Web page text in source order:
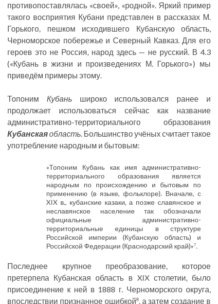
противопоставлялась «своей», «родной». Яркий пример
такого восприятия Кубани представлен в рассказах М.
Горького, пешком исходившего Кубанскую область,
Черноморское побережье и Северный Кавказ. Для его
героев это не Россия, народ здесь — не русский. В 4.3
(«Кубань в жизни и произведениях М. Горького») мы
приведём примеры этому.
Топоним Кубаньшироко использовался ранее и
продолжает использоваться сейчас как название
административно-территориального образования
Кубанскаяобласть. Большинство учёных считает такое
употребление народным и бытовым:
«Топоним Кубань как имя административно-
территориального образования является
народным по происхождению и бытовым по
применению (в языке, фольклоре). Вначале, с
XIX в., кубанские казаки, а позже славянское и
неславянское население так обозначали
официальные административно-
территориальные единицы в структуре
Российской империи (Кубанскую область) и
Российской Федерации (Краснодарский край)»7.
Последнее крупное преобразование, которое
претерпела Кубанская область в XIX столетии, было
присоединение к ней в 1888 г. Черноморского округа,
впоследствии признанное ошибкой8, а затем создание в